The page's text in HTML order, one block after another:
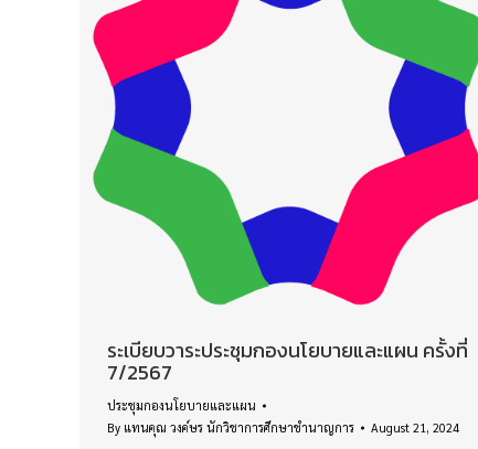
ระเบียบวาระประชุมกองนโยบายและแผน ครั้งที่
7/2567
ประชุมกองนโยบายและแผน
By แทนคุณ วงค์ษร นักวิชาการศึกษาชำนาญการ August 21, 2024